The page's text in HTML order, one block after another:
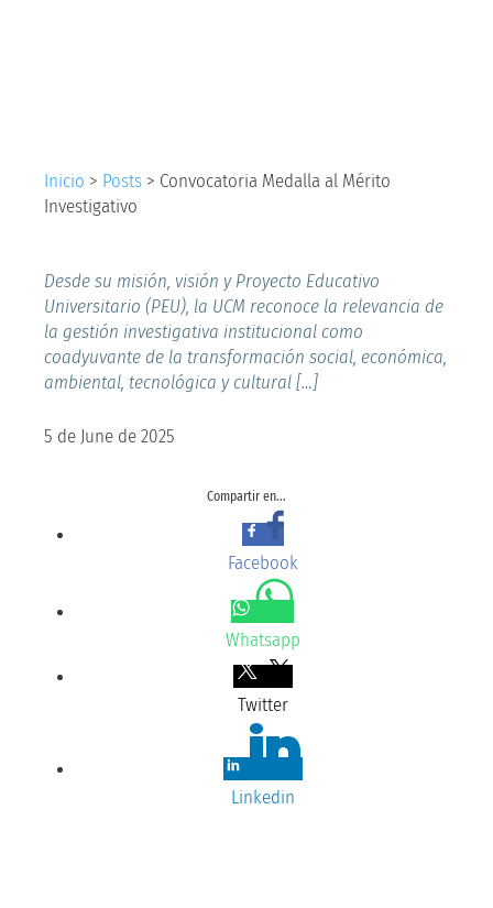
Inicio > Posts > Convocatoria Medalla al Mérito
Investigativo
Desde su misión, visión y Proyecto Educativo
Universitario (PEU), la UCM reconoce la relevancia de
la gestión investigativa institucional como
coadyuvante de la transformación social, económica,
ambiental, tecnológica y cultural […]
5 de June de 2025
Compartir en...
Facebook
Whatsapp
Twitter
Linkedin